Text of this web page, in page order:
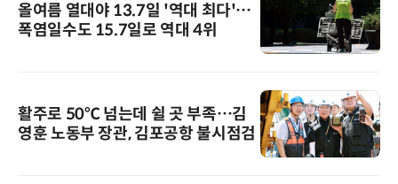
올여름 열대야 13.7일 '역대 최다'…
폭염일수도 15.7일로 역대 4위
활주로 50℃ 넘는데 쉴 곳 부족…김
영훈 노동부 장관, 김포공항 불시점검